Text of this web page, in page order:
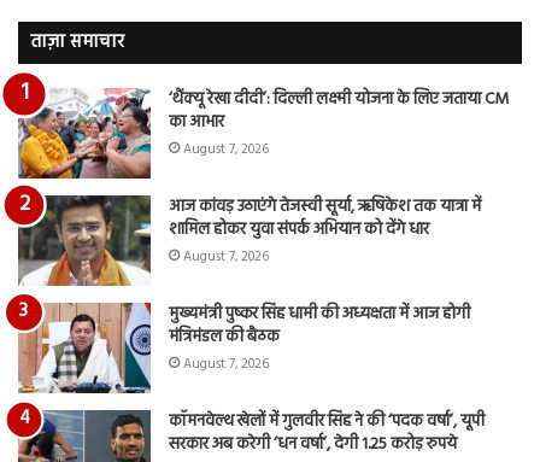
वीडियो…
ताज़ा समाचार
‘थैंक्यू रेखा दीदी’: दिल्ली लक्ष्मी योजना के लिए जताया CM
का आभार
August 7, 2026
आज कांवड़ उठाएंगे तेजस्वी सूर्या, ऋषिकेश तक यात्रा में
शामिल होकर युवा संपर्क अभियान को देंगे धार
August 7, 2026
मुख्यमंत्री पुष्कर सिंह धामी की अध्यक्षता में आज होगी
मंत्रिमंडल की बैठक
August 7, 2026
कॉमनवेल्थ खेलों में गुलवीर सिंह ने की ‘पदक वर्षा’, यूपी
सरकार अब करेगी ‘धन वर्षा’, देगी 1.25 करोड़ रुपये